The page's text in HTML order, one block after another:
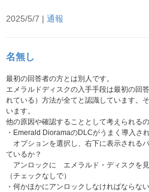
2025/5/7 | 通報
名無し
最初の回答者の方とは別人です。
エメラルドディスクの入手手段は最初の回
れている）方法が全てと認識しています。
います。
他の原因や確認することとして考えられるの
・Emerald DioramaのDLCがうまく導入さ
オプションを選択し、右下に表示される
ているか？
アンロックに エメラルド・ディスクを
（チェックなしで）
・何かほかにアンロックしなければならな